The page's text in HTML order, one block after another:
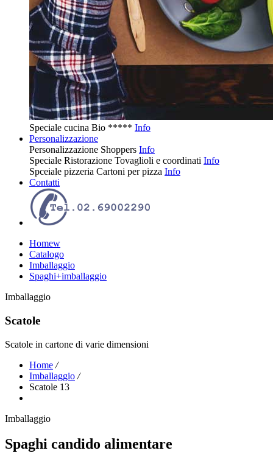
Speciale cucina Bio ***** Info
Personalizzazione
Personalizzazione Shoppers Info
Speciale Ristorazione Tovaglioli e coordinati Info
Spceiale pizzeria Cartoni per pizza Info
Contatti
Homew
Catalogo
Imballaggio
Spaghi+imballaggio
Imballaggio
Scatole
Scatole in cartone di varie dimensioni
Home /
Imballaggio /
Scatole 13
Imballaggio
Spaghi candido alimentare